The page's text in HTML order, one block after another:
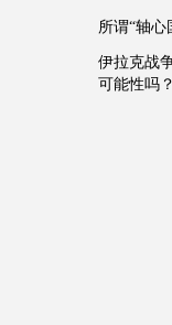
所谓“轴心
伊拉克战
可能性吗？